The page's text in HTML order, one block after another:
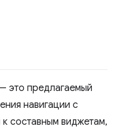
это предлагаемый
навигации с
составным виджетам,